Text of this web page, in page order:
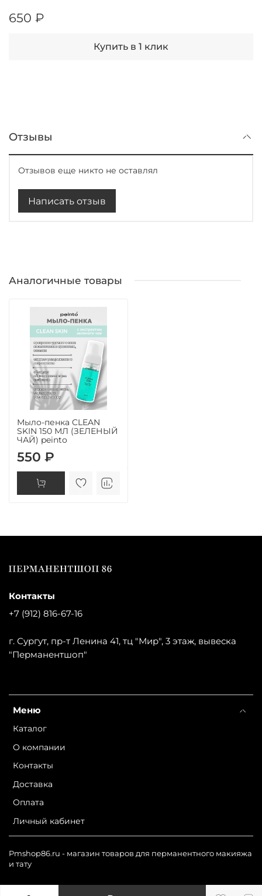
650 ₽
Купить в 1 клик
Отзывы
Отзывов еще никто не оставлял
Написать отзыв
Аналогичные товары
Мыло-пенка CLEAN
SKIN 150 МЛ (ЗЕЛЕНЫЙ
ЧАЙ) peinto
550 ₽
Меню
Каталог
О компании
Контакты
Доставка
Оплата
Личный кабинет
Контакты
+7 (912) 816-67-16
г. Сургут, пр-т Ленина 41, тц "Мир", 3 этаж, вывеска
"Перманентшоп"
Pmshop86.ru - магазин товаров для перманентного макияжа
и тату